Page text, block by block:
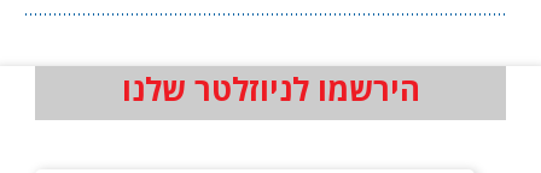
הירשמו לניוזלטר שלנו